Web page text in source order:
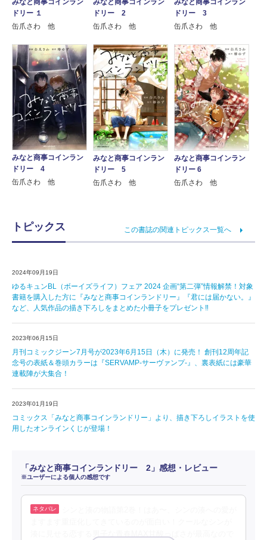
みなと商事コインラン
ドリー １
缶爪さわ 他
みなと商事コインラン
ドリー 2
缶爪さわ 他
みなと商事コインラン
ドリー 3
缶爪さわ 他
みなと商事コインラン
ドリー 4
缶爪さわ 他
みなと商事コインラン
ドリー 5
缶爪さわ 他
みなと商事コインラン
ドリー 6
缶爪さわ 他
トピックス この書誌の関連トピックス一覧へ
2024年09月19日
ゆるキュンBL（ボーイズライフ）フェア 2024 企画“第二弾”情報解禁！対象
書籍を購入した方に『みなと商事コインランドリー』『君には届かない。』
など、人気作品の描き下ろしをまとめた小冊子をプレゼント‼
2023年06月15日
月刊コミックジーン7月号が2023年6月15日（木）に発売！ 創刊12周年記
念号の表紙＆巻頭カラーは『SERVAMP-サーヴァンプ-』、裏表紙には豪華
連載陣が大集合！
2023年01月19日
コミックス「みなと商事コインランドリー」より、描き下ろしイラストを使
用したオンラインくじが登場！
「みなと商事コインランドリー 2」感想・レビュー
※ユーザーによる個人の感想です